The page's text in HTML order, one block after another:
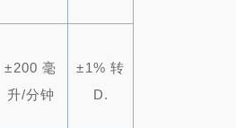
±200 毫
升/分钟
±1% 转
D.